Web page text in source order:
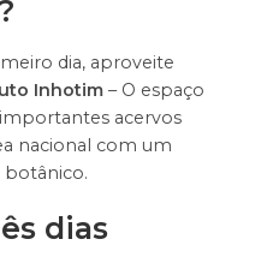
dia, aproveite
Inhotim – O espaço
acervos
nacional com um
botânico.
dias